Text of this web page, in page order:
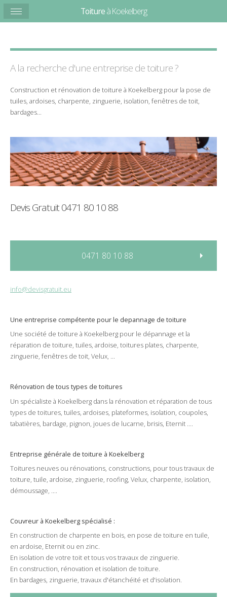
A la recherche d'une entreprise detoiture?
Construction et rénovation de toiture à Koekelberg pour la pose de
tuiles, ardoises, charpente, zinguerie, isolation, fenêtres de toit,
bardages...
Devis Gratuit0471 80 10 88
0471 80 10 88
info@devisgratuit.eu
Une entreprise compétente pour le depannage de toiture
Une société de toiture à Koekelberg pour le dépannage et la
réparation de toiture, tuiles, ardoise, toitures plates, charpente,
zinguerie, fenêtres de toit, Velux, ...
Rénovation de tous types de toitures
Un spécialiste à Koekelberg dans la rénovation et réparation de tous
types de toitures, tuiles, ardoises, plateformes, isolation, coupoles,
tabatières, bardage, pignon, joues de lucarne, brisis, Eternit ....
Entreprise générale de toiture à Koekelberg
Toitures neuves ou rénovations, constructions, pour toustravaux de
toiture, tuile, ardoise, zinguerie, roofing, Velux, charpente, isolation,
démoussage, ....
Couvreur à Koekelberg spécialisé :
En construction de charpente en bois, en pose de toiture en tuile,
en ardoise, Eternit ou en zinc.
En isolation de votre toit et tous vos travaux de zinguerie.
En construction, rénovation et isolation de toiture.
En bardages, zinguerie, travaux d'étanchéité et d'isolation.
Toitureà Koekelberg